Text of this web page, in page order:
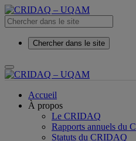
Chercher dans le site
Accueil
À propos
Le CRIDAQ
Rapports annuels du
Statuts du CRIDAQ